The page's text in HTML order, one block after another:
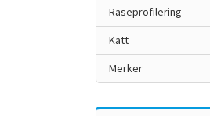
Raseprofilering
Katt
Merker